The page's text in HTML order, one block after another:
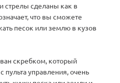
стрелы сделаны как в
что вы сможете
песок или землю в кузов
скребком, который
пульта управления, очень